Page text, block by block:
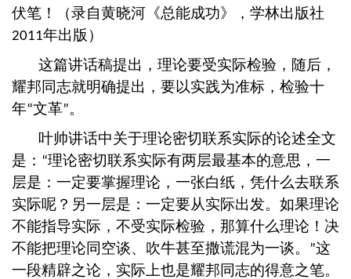
伏笔！（录自黄晓河《总能成功》，学林出版社
2011年出版）
这篇讲话稿提出，理论要受实际检验，随后，
耀邦同志就明确提出，要以实践为准标，检验十
年“文革”。
叶帅讲话中关于理论密切联系实际的论述全文
是： “理论密切联系实际有两层最基本的意思，一
层是：一定要掌握理论，一张白纸，凭什么去联系
实际呢？另一层是：一定要从实际出发。如果理论
不能指导实际，不受实际检验，那算什么理论！决
不能把理论同空谈、吹牛甚至撒谎混为一谈。
”这
一段精辟之论，实际上也是耀邦同志的得意之笔。